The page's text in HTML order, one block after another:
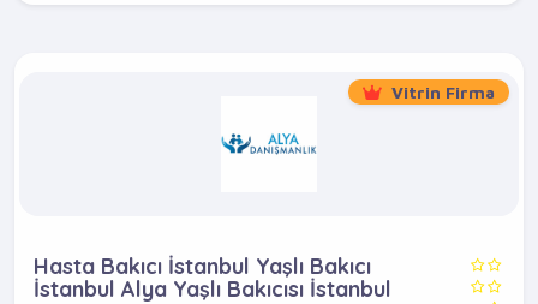
Vitrin Firma
Hasta Bakıcı İstanbul Yaşlı Bakıcı
İstanbul Alya Yaşlı Bakıcısı İstanbul